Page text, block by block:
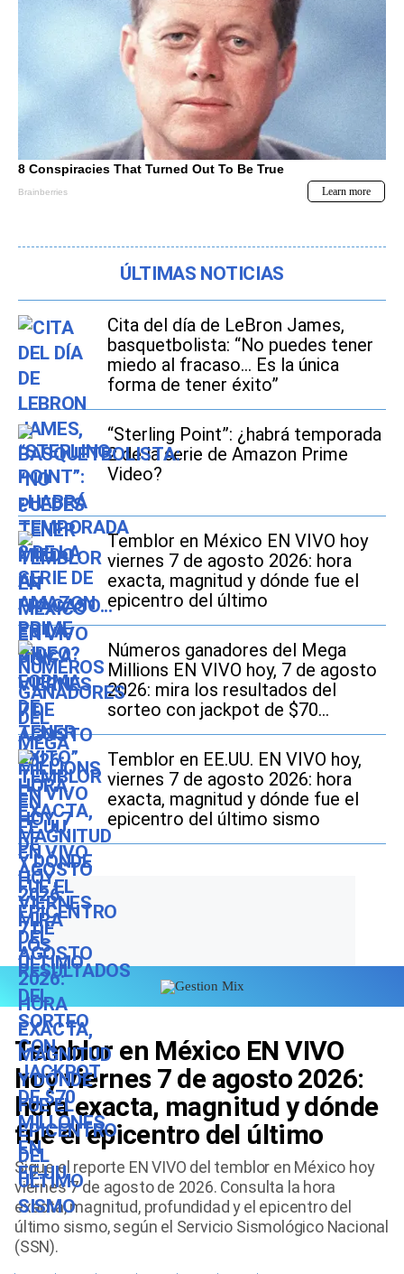
ÚLTIMAS NOTICIAS
Cita del día de LeBron James,
basquetbolista: “No puedes tener
miedo al fracaso... Es la única
forma de tener éxito”
“Sterling Point”: ¿habrá temporada
2 de la serie de Amazon Prime
Video?
Temblor en México EN VIVO hoy
viernes 7 de agosto 2026: hora
exacta, magnitud y dónde fue el
epicentro del último
Números ganadores del Mega
Millions EN VIVO hoy, 7 de agosto
2026: mira los resultados del
sorteo con jackpot de $70
millones en EE.UU.
Temblor en EE.UU. EN VIVO hoy,
viernes 7 de agosto 2026: hora
exacta, magnitud y dónde fue el
epicentro del último sismo